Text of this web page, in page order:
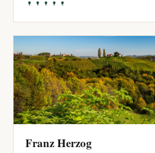
Franz Herzog